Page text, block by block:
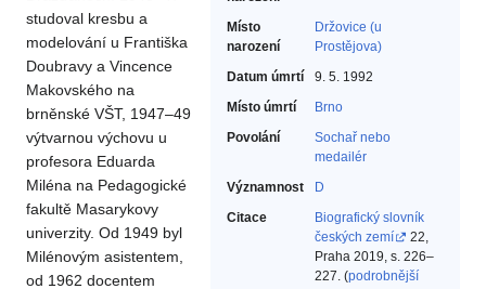
Místo
narození
Držovice (u
Prostějova)
Datum úmrtí
9. 5. 1992
Místo úmrtí
Brno
Povolání
Sochař nebo
medailér‎
Významnost
D
Citace
Biografický slovník
českých zemí
22,
Praha 2019, s. 226–
227. (podrobnější
studoval kresbu a
modelování u Františka
Doubravy a Vincence
Makovského na
brněnské VŠT, 1947–49
výtvarnou výchovu u
profesora Eduarda
Miléna na Pedagogické
fakultě Masarykovy
univerzity. Od 1949 byl
Milénovým asistentem,
od 1962 docentem